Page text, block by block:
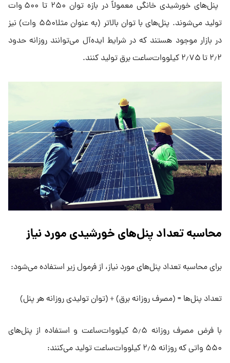
پنل‌های خورشیدی خانگی معمولاً در بازه توان ۲۵۰ تا ۵۰۰ وات
تولید می‌شوند. پنل‌های با توان بالاتر (به عنوان مثلا۵۵۰ وات) نیز
در بازار موجود هستند که در شرایط ایده‌آل می‌توانند روزانه حدود
۲٫۲ تا ۲٫۷۵ کیلووات‌ساعت برق تولید کنند.
محاسبه تعداد پنل‌های خورشیدی مورد نیاز
برای محاسبه تعداد پنل‌های مورد نیاز، از فرمول زیر استفاده می‌شود:
تعداد پنل‌ها = (مصرف روزانه برق) ÷ (توان تولیدی روزانه هر پنل)
با فرض مصرف روزانه ۵٫۵ کیلووات‌ساعت و استفاده از پنل‌های
۵۵۰ واتی که روزانه ۲٫۵ کیلووات‌ساعت تولید می‌کنند: